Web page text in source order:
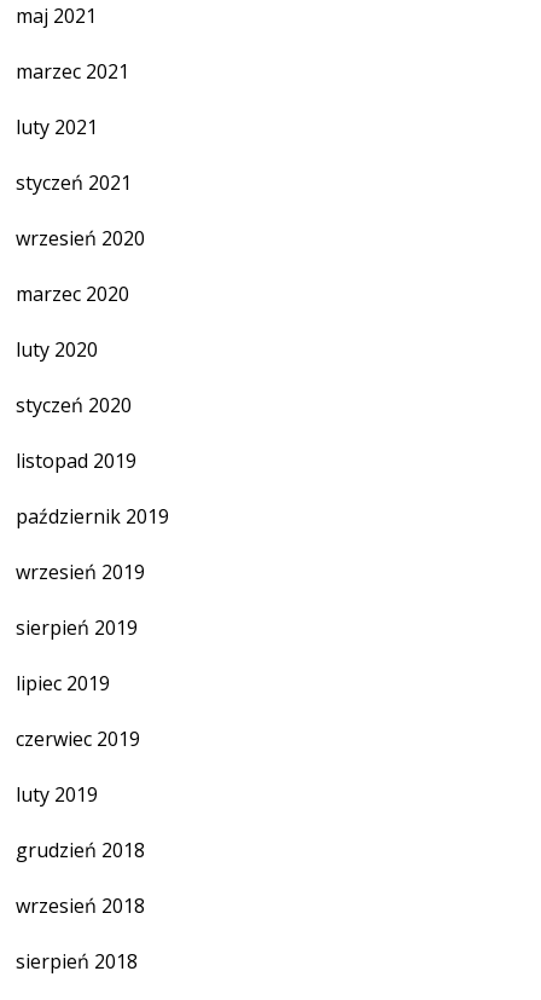
maj 2021
marzec 2021
luty 2021
styczeń 2021
wrzesień 2020
marzec 2020
luty 2020
styczeń 2020
listopad 2019
październik 2019
wrzesień 2019
sierpień 2019
lipiec 2019
czerwiec 2019
luty 2019
grudzień 2018
wrzesień 2018
sierpień 2018